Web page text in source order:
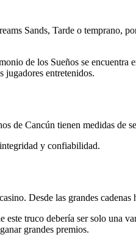
Sands, Tarde o temprano,
de los Sueños se
jugadores entretenidos.
de Cancún tienen medidas de
y confiabilidad.
Desde las grandes
truco debería ser solo una
grandes premios.